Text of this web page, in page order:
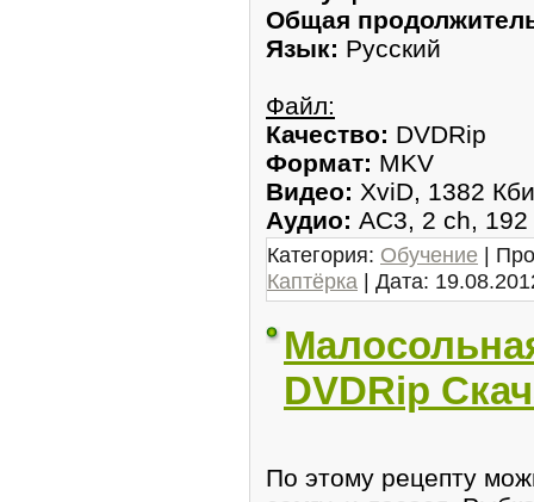
Общая
Язык: Русский
Файл:
Качество: DVDRip
Формат: MKV
Видео: XviD, 1382
Аудио: AC3, 2 ch,
Категория: Обучение |
Каптёрка | Дата:
DVDRip
По этому рецепту